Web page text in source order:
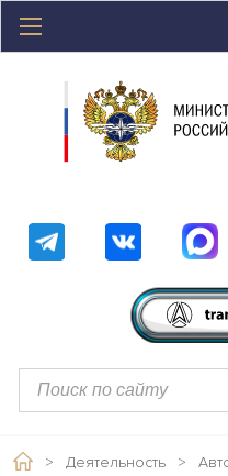
> Деятельность >